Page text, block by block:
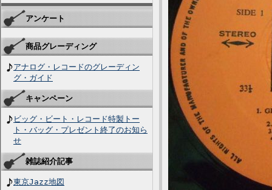
アンケート
商品グレーディング
アナログ・レコードのグレーディン
グ・ガイド
キャンペーン
ビッグ・ビート・レコード特製トー
ト・バッグ・プレゼント終了のお知ら
せ
雑誌紹介記事
東京Jazz地図